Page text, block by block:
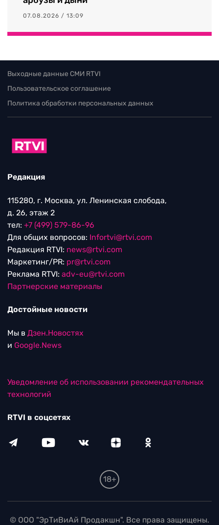
07.08.2026 / 13:09
Выходные данные СМИ RTVI
Пользовательское соглашение
Политика обработки персональных данных
Редакция
115280, г. Москва, ул. Ленинская слобода,
д. 26, этаж 2
тел: +7 (499) 579-86-96
Для общих вопросов: Infortvi@rtvi.com
Редакция RTVI: news@rtvi.com
Маркетинг/PR: pr@rtvi.com
Реклама RTVI: adv-eu@rtvi.com
Партнерские материалы
Достойные новости
Мы в Дзен.Новостях
и Google.News
Уведомление об использовании рекомендательных
технологий
RTVI в соцсетях
18+
© ООО "ЭрТиВиАй Продакшн". Все права защищены.